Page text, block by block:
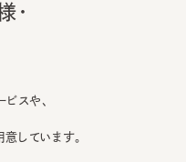
・
スや、
しています。